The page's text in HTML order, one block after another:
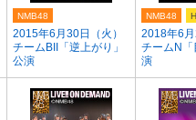
2015年6月30日（火）
チームBII「逆上がり」
公演
NMB48
2018年6月
チームN
演
NMB48